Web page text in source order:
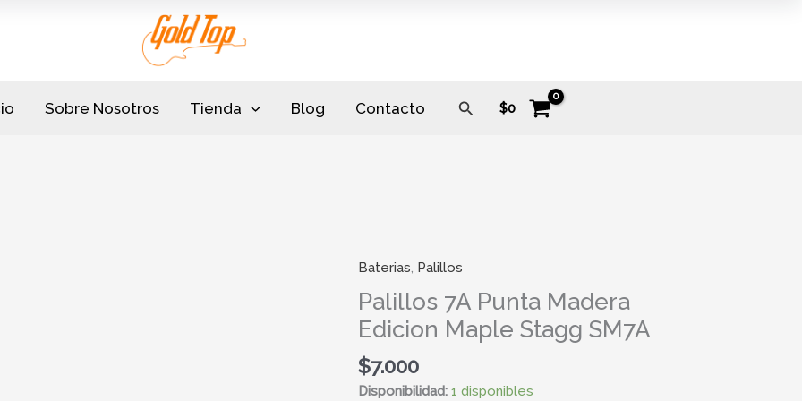
Sobre Nosotros Tienda Blog Contacto Buscar
$0
Baterias Palillos
Palillos 7A Punta Madera
Edicion Maple Stagg SM7A
$7.000
Disponibilidad: 1 disponibles
Palillos
7A
Punta
Madera
Edicion
Maple